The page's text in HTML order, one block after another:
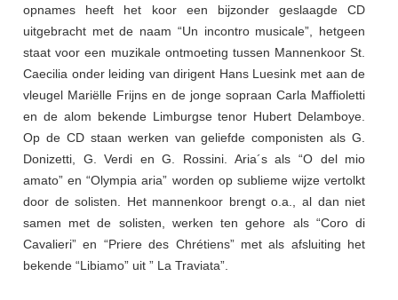
opnames heeft het koor een bijzonder geslaagde CD
uitgebracht met de naam “Un incontro musicale”, hetgeen
staat voor een muzikale ontmoeting tussen Mannenkoor St.
Caecilia onder leiding van dirigent Hans Luesink met aan de
vleugel Mariëlle Frijns en de jonge sopraan Carla Maffioletti
en de alom bekende Limburgse tenor Hubert Delamboye.
Op de CD staan werken van geliefde componisten als G.
Donizetti, G. Verdi en G. Rossini. Aria´s als “O del mio
amato” en “Olympia aria” worden op sublieme wijze vertolkt
door de solisten. Het mannenkoor brengt o.a., al dan niet
samen met de solisten, werken ten gehore als “Coro di
Cavalieri” en “Priere des Chrétiens” met als afsluiting het
bekende “Libiamo” uit ” La Traviata”.